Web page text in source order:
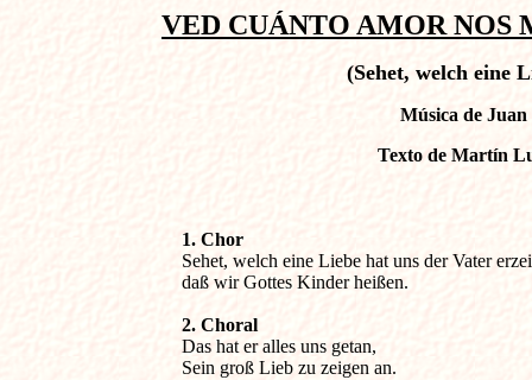
VED CUÁNTO AMOR NOS
(Sehet, welch eine
Música de Juan
Texto de Martín
1. Chor
Sehet, welch eine Liebe hat uns der Vater
daß wir Gottes Kinder heißen.
2. Choral
Das hat er alles uns getan,
Sein groß Lieb zu zeigen an.